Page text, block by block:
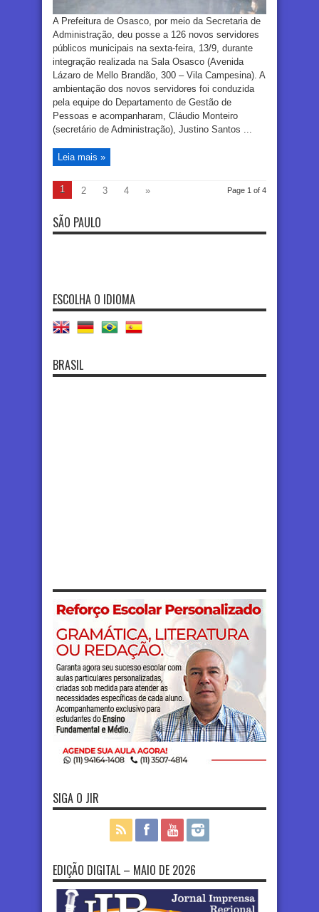
A Prefeitura de Osasco, por meio da Secretaria de
Administração, deu posse a 126 novos servidores
públicos municipais na sexta-feira, 13/9, durante
integração realizada na Sala Osasco (Avenida
Lázaro de Mello Brandão, 300 – Vila Campesina). A
ambientação dos novos servidores foi conduzida
pela equipe do Departamento de Gestão de
Pessoas e acompanharam, Cláudio Monteiro
(secretário de Administração), Justino Santos ...
Leia mais »
Page 1 of 4
1 2 3 4 »
SÃO PAULO
ESCOLHA O IDIOMA
BRASIL
SIGA O JIR
EDIÇÃO DIGITAL – MAIO DE 2026